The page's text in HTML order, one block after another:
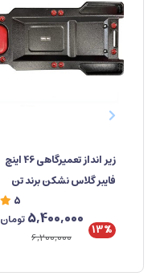
زیر انداز تعمیرگاهی 46 اینچ
فایبر گلاس نشکن برند تن
5
13%
5,400,000تومان
6,200,000